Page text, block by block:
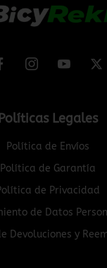
Políticas Legales
Política de Envíos
Política de Garantía
de Privacidad
de Datos
Devoluciones y